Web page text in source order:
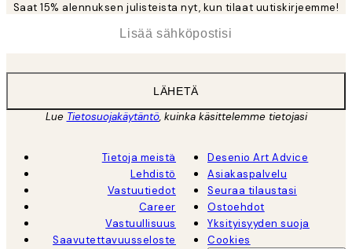
Saat 15% alennuksen julisteista nyt, kun tilaat uutiskirjeemme!
LÄHETÄ
Lue Tietosuojakäytäntö, kuinka käsittelemme tietojasi
Tietoja meistä
Lehdistö
Vastuutiedot
Career
Vastuullisuus
Saavutettavuusseloste
Desenio Art Advice
Asiakaspalvelu
Seuraa tilaustasi
Ostoehdot
Yksityisyyden suoja
Cookies